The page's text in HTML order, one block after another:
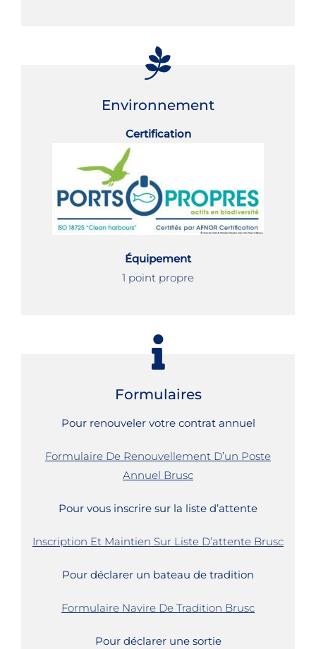
Environnement
Certification
Équipement
1 point propre
Formulaires
Pour renouveler votre contrat annuel
Formulaire De Renouvellement D’un Poste
Annuel Brusc
Pour vous inscrire sur la liste d’attente
Inscription Et Maintien Sur Liste D’attente Brusc
Pour déclarer un bateau de tradition
Formulaire Navire De Tradition Brusc
Pour déclarer une sortie